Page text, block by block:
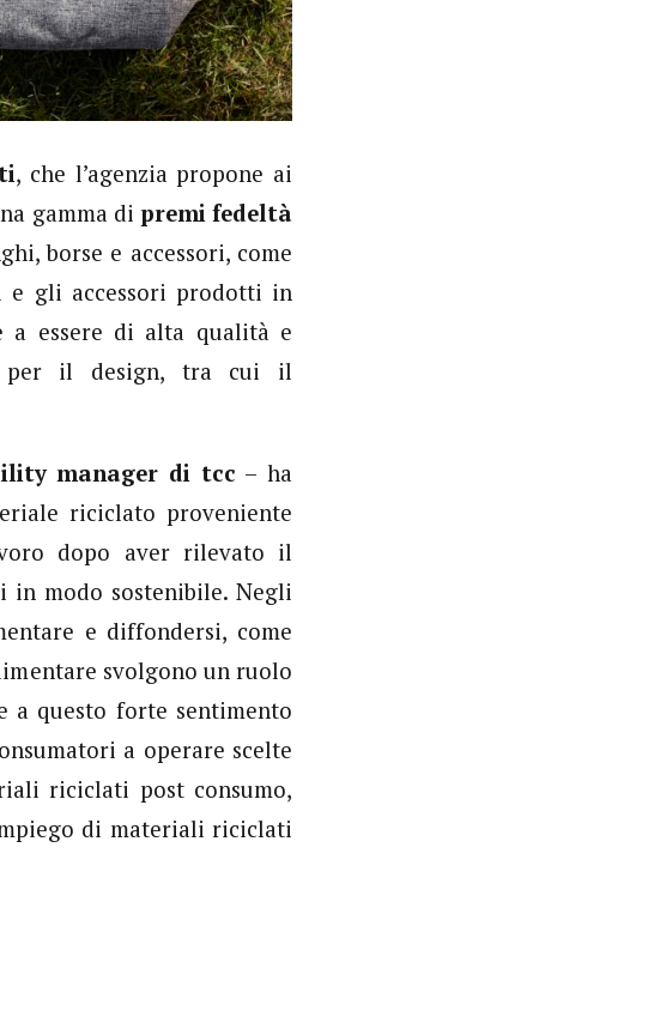
, che l’agenzia propone ai
gamma di premi fedeltà
borse e accessori, come
gli accessori prodotti in
a essere di alta qualità e
per il design, tra cui il
manager di tcc – ha
riciclato proveniente
dopo aver rilevato il
modo sostenibile. Negli
e diffondersi, come
svolgono un ruolo
a questo forte sentimento
a operare scelte
riciclati post consumo,
di materiali riciclati